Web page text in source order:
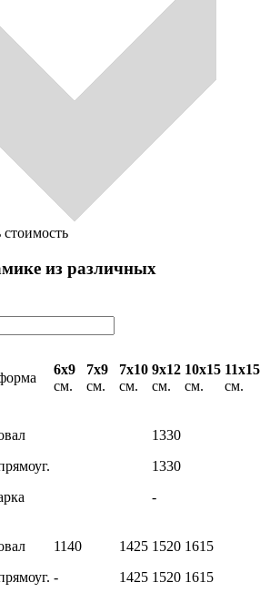
стоимость
из различных
6х9
см.
7х9
см.
7х10
см.
9х12
см.
10х15
см.
11х15
см.
1330
1330
-
1140
-
1425
1425
1520
1520
1615
1615